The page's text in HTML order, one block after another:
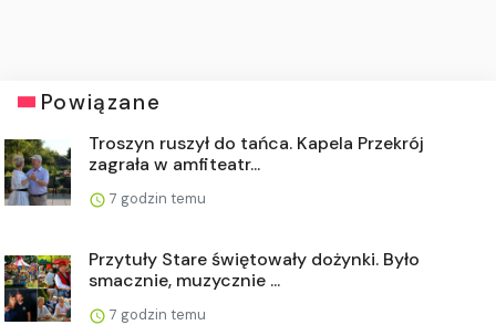
Powiązane
Troszyn ruszył do tańca. Kapela Przekrój
zagrała w amfiteatr...
7 godzin temu
Przytuły Stare świętowały dożynki. Było
smacznie, muzycznie ...
7 godzin temu